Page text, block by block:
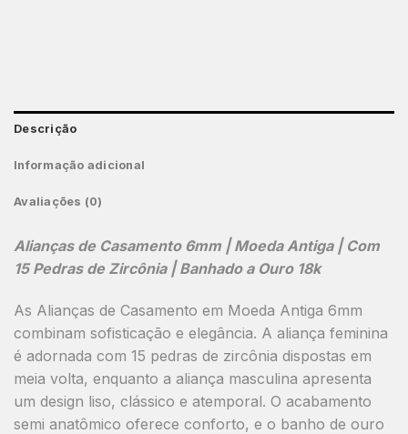
Descrição
Informação adicional
Avaliações (0)
Alianças de Casamento 6mm | Moeda Antiga | Com
15 Pedras de Zircônia | Banhado a Ouro 18k
As Alianças de Casamento em Moeda Antiga 6mm
combinam sofisticação e elegância. A aliança feminina
é adornada com 15 pedras de zircônia dispostas em
meia volta, enquanto a aliança masculina apresenta
um design liso, clássico e atemporal. O acabamento
semi anatômico oferece conforto, e o banho de ouro